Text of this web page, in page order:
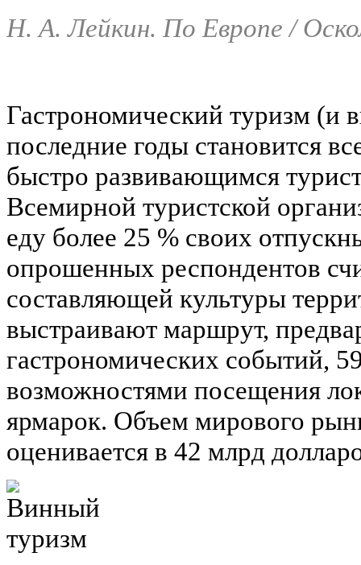
Н. А. Лейкин. По Европе /
Гастрономический туризм (и
последние годы становится
быстро развивающимся
Всемирной туристcкой
еду более 25 % своих
опрошенных респондентов
составляющей культуры
выстраивают маршрут,
гастрономических событий,
возможностями посещения
ярмарок. Объем мирового
оценивается в 42 млрд